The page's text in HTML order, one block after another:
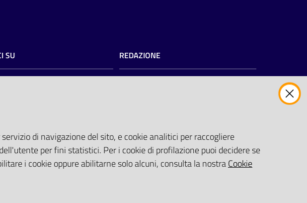
SU
Aziendale
(manuale di istruzioni
Dipendente
REDAZIONE
di navigazione del sito, e cookie analitici per raccogliere
per fini statistici. Per i cookie di profilazione puoi decidere se
i cookie oppure abilitarne solo alcuni, consulta la nostraCookie